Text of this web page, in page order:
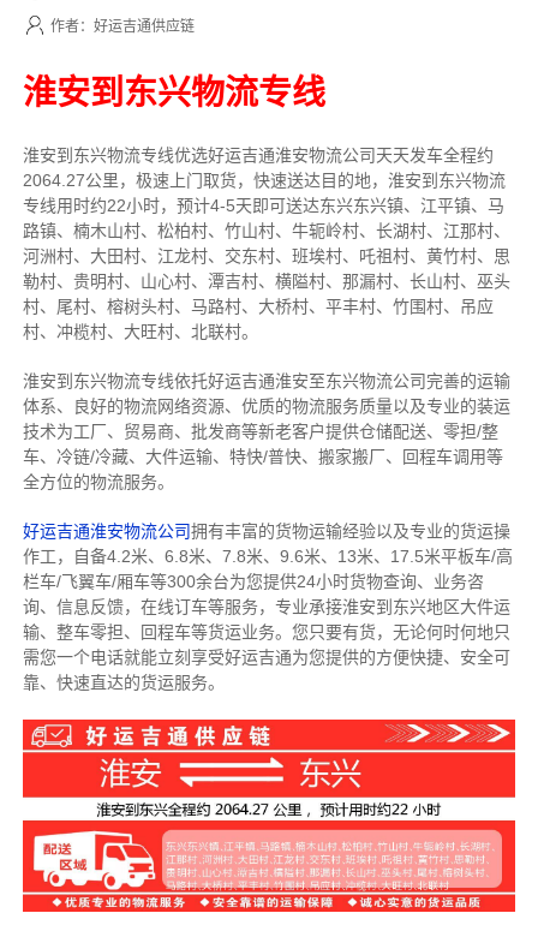
作者：好运吉通供应链
淮安到东兴物流专线
淮安到东兴物流专线优选好运吉通淮安物流公司天天发车全程约
2064.27公里， 极速上门取货，快速送达目的地，淮安到东兴物流
专线用时约22小时，预计4-5天即可送达东兴东兴镇、江平镇、马
路镇、楠木山村、松柏村、竹山村、牛轭岭村、长湖村、江那村、
河洲村、大田村、江龙村、交东村、班埃村、吒祖村、黄竹村、思
勒村、贵明村、山心村、潭吉村、横隘村、那漏村、长山村、巫头
村、尾村、榕树头村、马路村、大桥村、平丰村、竹围村、吊应
村、冲榄村、大旺村、北联村。
淮安到东兴物流专线依托好运吉通淮安至东兴物流公司完善的运输
体系、良好的物流网络资源、优质的物流服务质量以及专业的装运
技术为工厂、贸易商、批发商等新老客户提供仓储配送、零担/整
车、冷链/冷藏、大件运输、特快/普快、搬家搬厂、回程车调用等
全方位的物流服务。
好运吉通淮安物流公司拥有丰富的货物运输经验以及专业的货运操
作工，自备4.2米、6.8米、7.8米、9.6米、13米、17.5米平板车/高
栏车/飞翼车/厢车等300余台为您提供24小时货物查询、业务咨
询、信息反馈，在线订车等服务， 专业承接淮安到东兴地区大件运
输、整车零担、回程车等货运业务。 您只要有货，无论何时何地只
需您一个电话就能立刻享受好运吉通为您提供的方便快捷、安全可
靠、快速直达的货运服务。